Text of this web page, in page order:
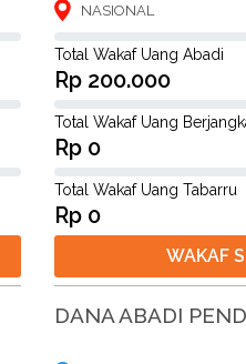
NASIONAL
Total Wakaf Uang Abadi
Rp 200.000
Total Wakaf Uang
Rp 0
Total Wakaf Uang Tabarru
Rp 0
WAKAF
DANA ABADI